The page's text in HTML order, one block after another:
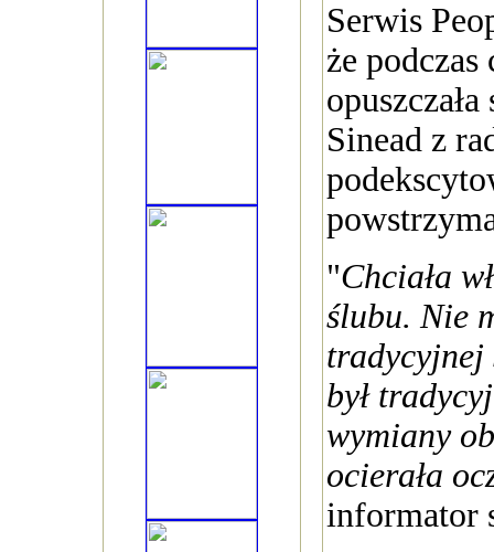
Serwis
że
Sinead z
"Chciała
ślubu. Nie
tradycyjnej
był
wymiany
ocierała
informator